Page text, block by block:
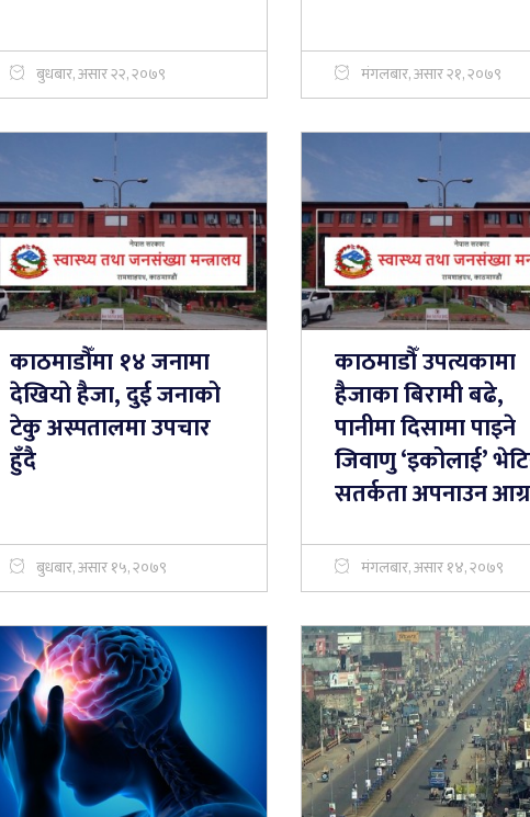
बुधबार, असार २२, २०७९ मंगलबार, असार २१, २०७९
काठमाडौँमा १४ जनामा
देखियो हैजा, दुई जनाको
टेकु अस्पतालमा उपचार
हुँदै
बुधबार, असार १५, २०७९
काठमाडौँ उपत्यकामा
हैजाका बिरामी बढे,
पानीमा दिसामा पाइने
जिवाणु ‘इकोलाई’
सतर्कता अपनाउन
मंगलबार, असार १४, २०७९